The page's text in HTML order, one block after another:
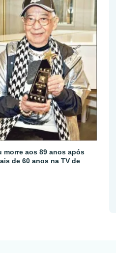
morre aos 89 anos após
de 60 anos na TV de